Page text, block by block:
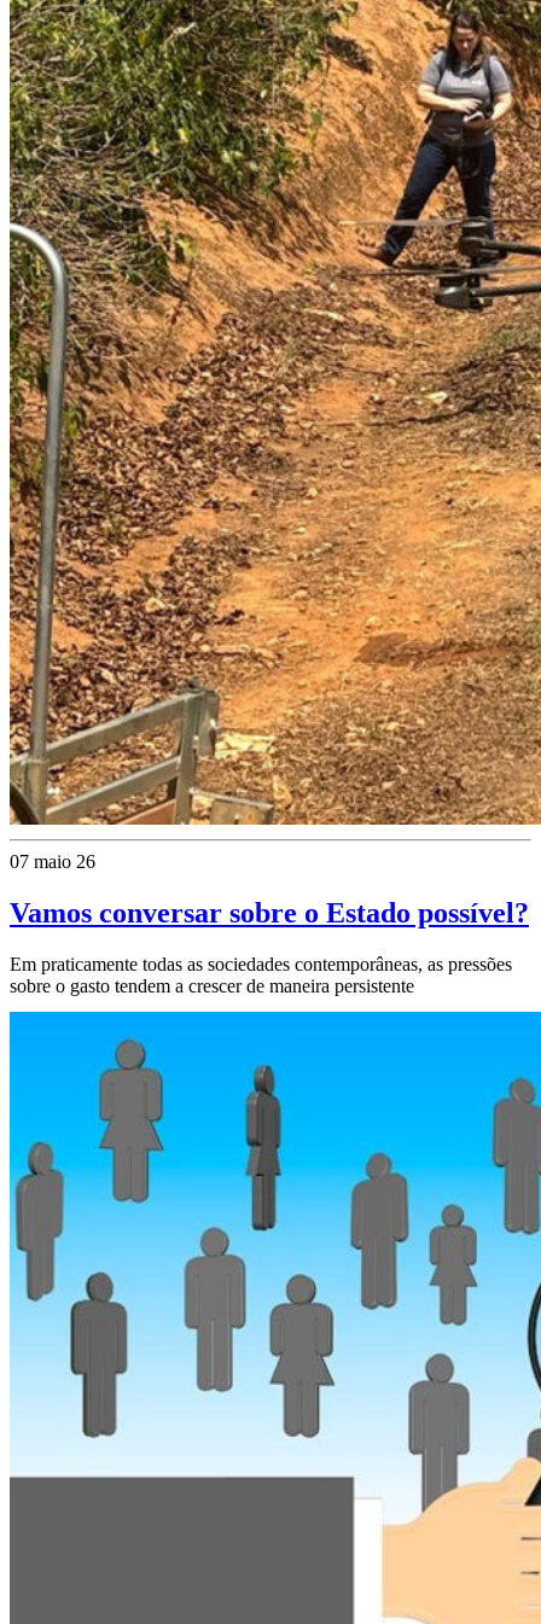
07 maio 26
Vamos conversar sobre o Estado possível?
Em praticamente todas as sociedades contemporâneas, as pressões
sobre o gasto tendem a crescer de maneira persistente